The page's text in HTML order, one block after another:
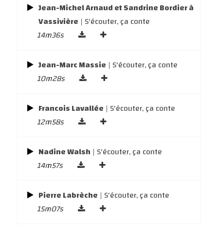
Jean-Michel Arnaud et Sandrine Bordier à
Vassivière | S'écouter, ça conte
14m36s
Jean-Marc Massie | S'écouter, ça conte
10m28s
Francois Lavallée | S'écouter, ça conte
12m58s
Nadine Walsh | S'écouter, ça conte
14m57s
Pierre Labrèche | S'écouter, ça conte
15m07s